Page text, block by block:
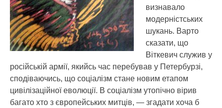
визнавало
модерністських
шукань. Варто
сказати, що
Віткевич служив у
російській армії, якийсь час перебував у Петербурзі,
сподіваючись, що соціалізм стане новим етапом
цивілізаційної еволюції. В соціалізм утопічно вірив
багато хто з європейських митців, — згадати хоча б